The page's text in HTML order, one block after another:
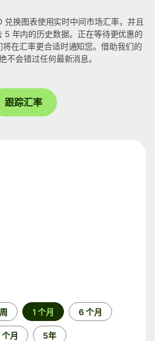
兑换图表使用实时中间市场汇率，并且
5 年内的历史数据。正在等待更优惠的
在汇率更合适时通知您。借助我们的
不会错过任何最新消息。
跟踪汇率
1 个月 6 个月
月 5年